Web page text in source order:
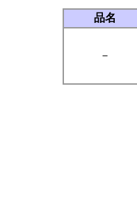
品名
－